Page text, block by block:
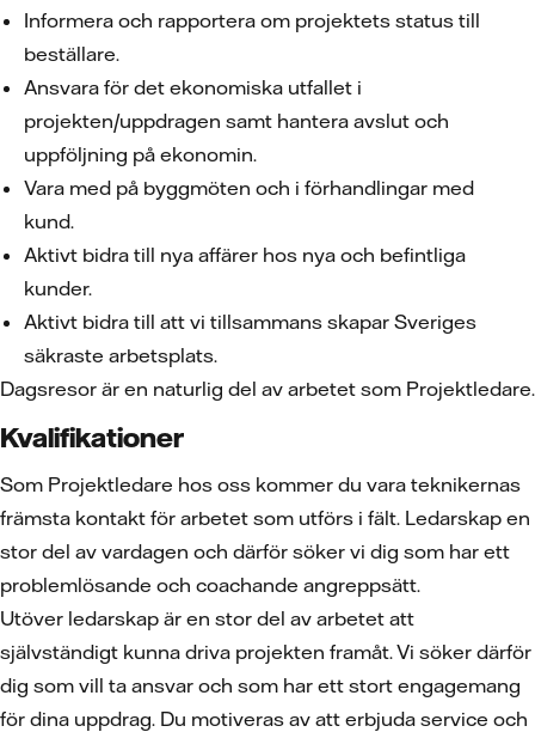
Informera och rapportera om projektets status till
beställare.
Ansvara för det ekonomiska utfallet i
projekten/uppdragen samt hantera avslut och
uppföljning på ekonomin.
Vara med på byggmöten och i förhandlingar med
kund.
Aktivt bidra till nya affärer hos nya och befintliga
kunder.
Aktivt bidra till att vi tillsammans skapar Sveriges
säkraste arbetsplats.
Dagsresor är en naturlig del av arbetet som Projektledare.
Kvalifikationer
Som Projektledare hos oss kommer du vara teknikernas
främsta kontakt för arbetet som utförs i fält. Ledarskap en
stor del av vardagen och därför söker vi dig som har ett
problemlösande och coachande angreppsätt.
Utöver ledarskap är en stor del av arbetet att
självständigt kunna driva projekten framåt. Vi söker därför
dig som vill ta ansvar och som har ett stort engagemang
för dina uppdrag. Du motiveras av att erbjuda service och